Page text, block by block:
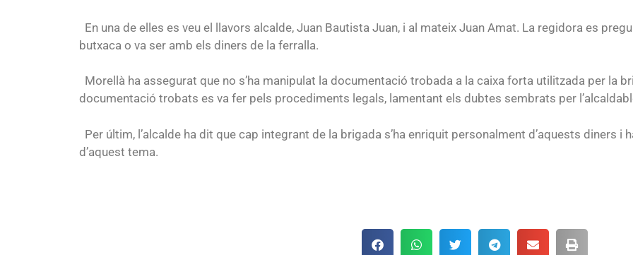
En una de elles es veu el llavors alcalde, Juan Bautista Juan, i al mateix Juan Amat. La regidora es
butxaca o va ser amb els diners de la ferralla.
Morellà ha assegurat que no s’ha manipulat la documentació trobada a la caixa forta utilitzada per la
documentació trobats es va fer pels procediments legals, lamentant els dubtes sembrats per
Per últim, l’alcalde ha dit que cap integrant de la brigada s’ha enriquit personalment d’aquests diners i
d’aquest tema.